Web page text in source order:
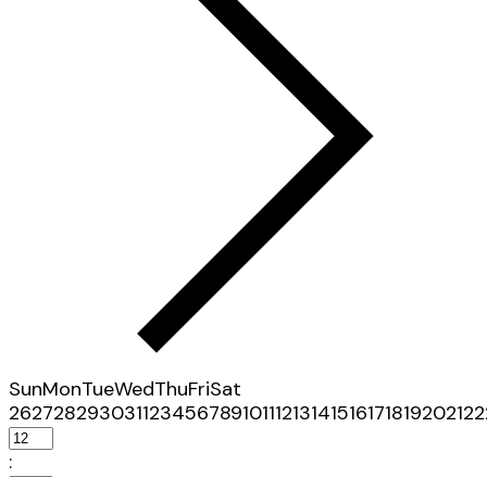
SunMonTueWedThuFriSat
26272829303112345678910111213141516171819202122
: